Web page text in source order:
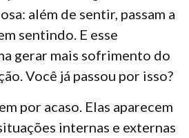
além de sentir, passam a
sentindo. E esse
gerar mais sofrimento do
Você já passou por isso?
por acaso. Elas aparecem
internas e externas